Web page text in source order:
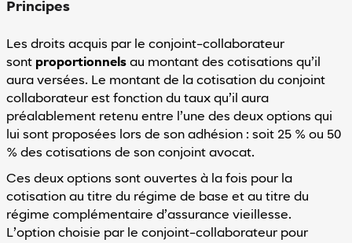
des
utiliser
notre
site
?
Contactez-
nous
Principes
Les droits acquis par le conjoint-collaborateur
sont proportionnelsau montant des cotisations qu’il
aura versées. Le montant de la cotisation du conjoint
collaborateur est fonction du taux qu’il aura
préalablement retenu entre l’une des deux options qui
lui sont proposées lors de son adhésion : soit 25 % ou 50
% des cotisations de son conjoint avocat.
Ces deux options sont ouvertes à la fois pour la
cotisation au titre du régime de base et au titre du
régime complémentaire d’assurance vieillesse.
L’option choisie par le conjoint-collaborateur pour